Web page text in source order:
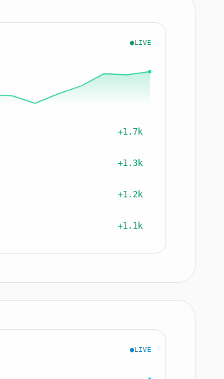
●LIVE
+1.7k
+1.3k
+1.2k
+1.1k
●LIVE